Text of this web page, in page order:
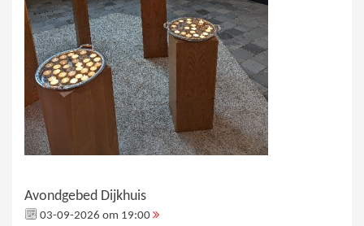
Avondgebed Dijkhuis
03-09-2026 om 19:00